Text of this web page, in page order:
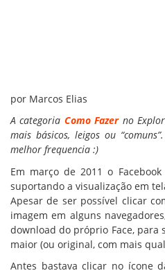
por Marcos Elias
A categoria Como Fazerno
mais básicos, leigos ou
melhor frequencia :)
Em março de 2011 o
suportando a visualização em
Apesar de ser possível clicar
imagem em alguns
download do próprio Face, para
maior (ou original, com mais
Antes bastava clicar no ícone